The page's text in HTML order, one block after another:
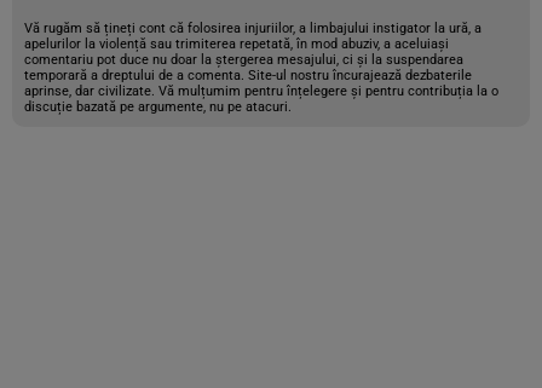
Vă rugăm să țineți cont că folosirea injuriilor, a limbajului instigator la ură, a
apelurilor la violență sau trimiterea repetată, în mod abuziv, a aceluiași
comentariu pot duce nu doar la ștergerea mesajului, ci și la suspendarea
temporară a dreptului de a comenta. Site-ul nostru încurajează dezbaterile
aprinse, dar civilizate. Vă mulțumim pentru înțelegere și pentru contribuția la o
discuție bazată pe argumente, nu pe atacuri.